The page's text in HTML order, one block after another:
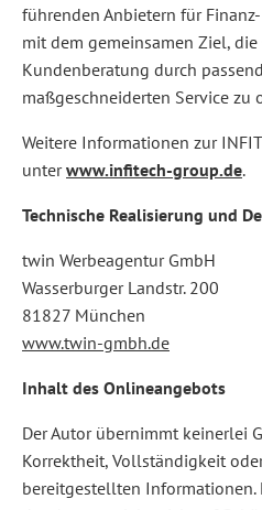
führenden Anbietern für
mit dem gemeinsamen Ziel,
Kundenberatung durch
maßgeschneiderten Service zu
Weitere Informationen zur
unterwww.infitech-group.de.
Technische Realisierung und
twin Werbeagentur GmbH
Wasserburger Landstr. 200
81827 München
www.twin-gmbh.de
Inhalt des Onlineangebots
Der Autor übernimmt keinerlei
Korrektheit, Vollständigkeit
bereitgestellten Informationen.